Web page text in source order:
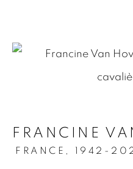
VAN HOVE
DESSINS &
FRANCINE
FRANCE, 1942-